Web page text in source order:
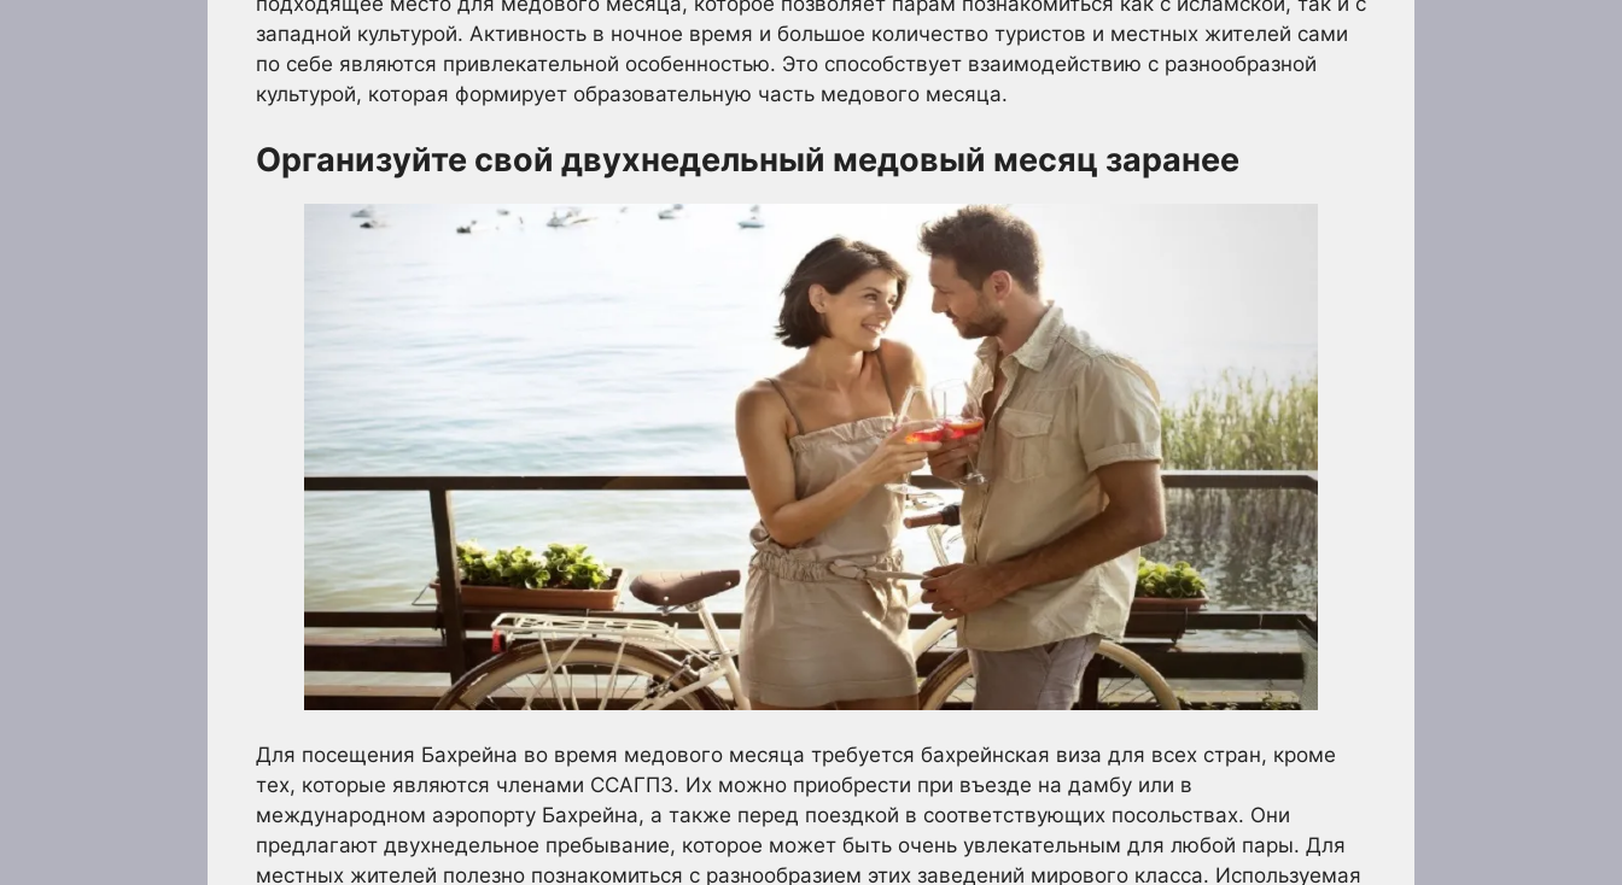
западной культурой. Активность в ночное время и большое количество туристов и местных жителей сами
по себе являются привлекательной особенностью. Это способствует взаимодействию с разнообразной
культурой, которая формирует образовательную часть медового месяца.
Организуйте свой двухнедельный медовый месяц заранее
Для посещения Бахрейна во время медового месяца требуется бахрейнская виза для всех стран, кроме
тех, которые являются членами ССАГПЗ. Их можно приобрести при въезде на дамбу или в
международном аэропорту Бахрейна, а также перед поездкой в соответствующих посольствах. Они
предлагают двухнедельное пребывание, которое может быть очень увлекательным для любой пары. Для
местных жителей полезно познакомиться с разнообразием этих заведений мирового класса. Используемая